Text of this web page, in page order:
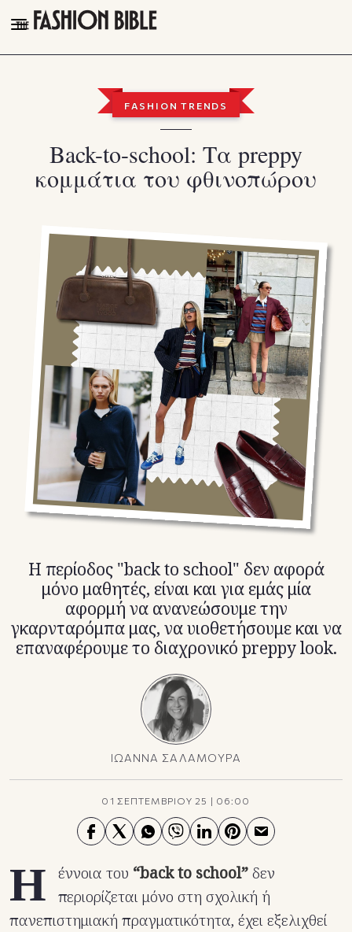
THE FASHION BIBLE
TALK OF THE TOWN
PLEASURES
FOLLOW
Facebook
Instagram
Youtube
TikTok
X(Twitter)
FASHION TRENDS
Back-to-school: Τα preppy
κομμάτια του φθινοπώρου
Η περίοδος "back to school" δεν αφορά
μόνο μαθητές, είναι και για εμάς μία
αφορμή να ανανεώσουμε την
γκαρνταρόμπα μας, να υιοθετήσουμε και να
επαναφέρουμε το διαχρονικό preppy look.
ΙΩΑΝΝΑ ΣΑΛΑΜΟΥΡΑ
01 ΣΕΠΤΕΜΒΡΙΟΥ 25 | 06:00
Η έννοια του “back to school”δεν
περιορίζεται μόνο στη σχολική ή
πανεπιστημιακή πραγματικότητα, έχει εξελιχθεί